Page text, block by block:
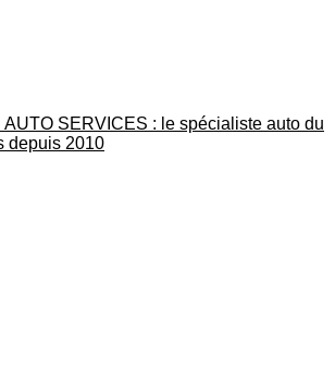
AUTO SERVICES : le spécialiste auto du
depuis 2010